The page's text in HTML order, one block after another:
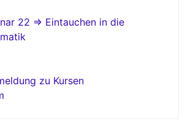
22 => Eintauchen in die
zu Kursen